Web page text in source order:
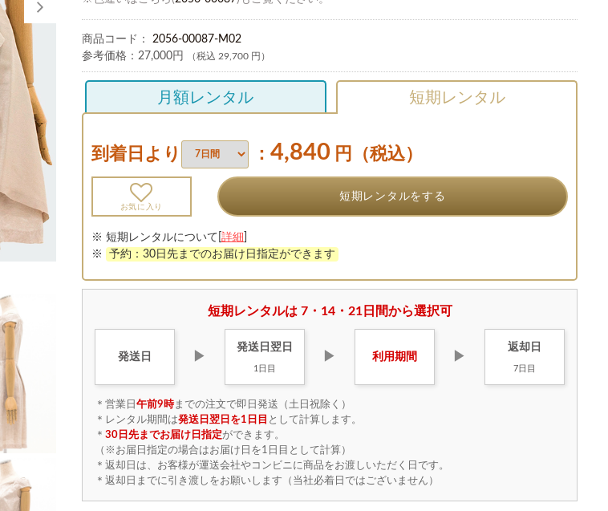
商品コード： 2056-00087-M02
参考価格： 27,000円 （税込 29,700 円）
月額レンタル 短期レンタル
到着日より ： 4,840 円（税込）
お気に入り
短期レンタルをする
※ 短期レンタルについて[ 詳細
※
予約：30日先までのお届け日指定ができます
短期レンタルは 7・14・21日間から選択可
発送日 ▶
発送日 翌日
1日目
▶ 利用期間 ▶
返却日
7日目
＊営業日 午前9時までの注文で即日発送（土日祝除く）
＊レンタル期間は発送日翌日を1日目 として計算します。
＊ 30日先までお届け日指定ができます。
（※お届日指定の場合はお届け日を1日目として計算）
＊返却日は、お客様が運送会社やコンビニに商品をお渡しいただく日です。
＊返却日までに引き渡しをお願いします（当社必着日ではございません）